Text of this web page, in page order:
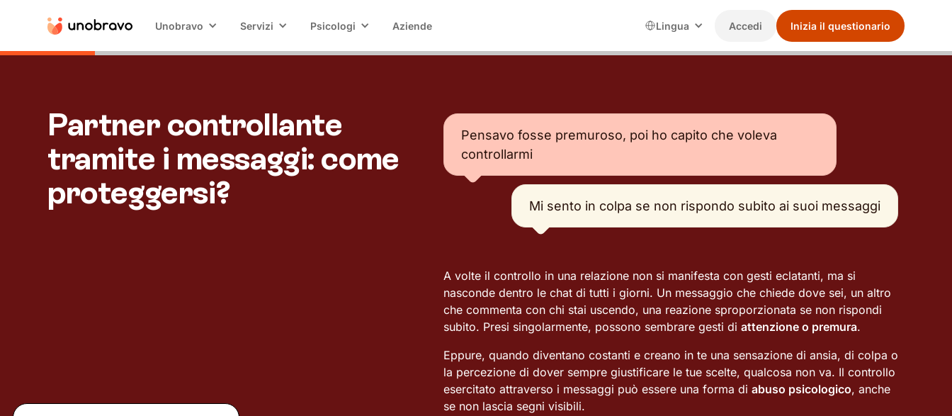
Unobravo Servizi Psicologi Aziende Lingua Accedi Inizia il questionario
Partner controllante
tramite i messaggi: come
proteggersi?
Pensavo fosse premuroso, poi ho capito che voleva
controllarmi
Mi sento in colpa se non rispondo subito ai suoi messaggi
A volte il controllo in una relazione non si manifesta con gesti eclatanti, ma si
nasconde dentro le chat di tutti i giorni. Un messaggio che chiede dove sei, un altro
che commenta con chi stai uscendo, una reazione sproporzionata se non rispondi
subito. Presi singolarmente, possono sembrare gesti di attenzione o premura.
Eppure, quando diventano costanti e creano in te una sensazione di ansia, di colpa o
la percezione di dover sempre giustificare le tue scelte, qualcosa non va. Il controllo
esercitato attraverso i messaggi può essere una forma di abuso psicologico, anche
se non lascia segni visibili.